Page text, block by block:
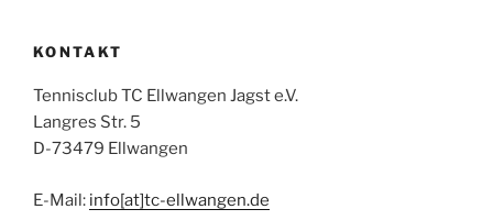
KONTAKT
Tennisclub TC Ellwangen Jagst e.V.
Langres Str. 5
D-73479 Ellwangen
E-Mail: info[at]tc-ellwangen.de